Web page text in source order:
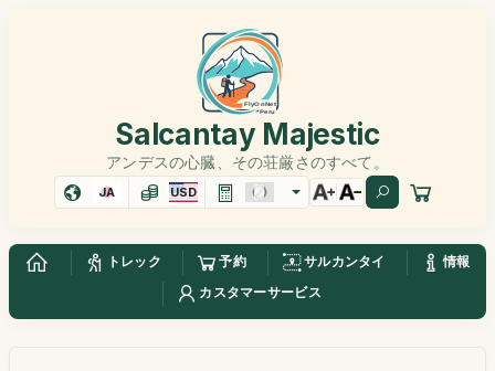
Salcantay Majestic
アンデスの心臓、その荘厳さのすべて。
JA USD
トレック 予約 サルカンタイ
情報
カスタマーサービス